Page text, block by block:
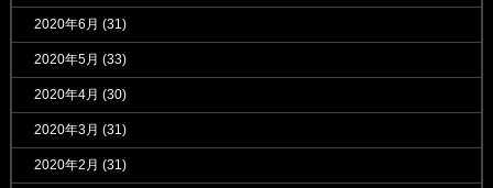
2020年6月 (31)
2020年5月 (33)
2020年4月 (30)
2020年3月 (31)
2020年2月 (31)